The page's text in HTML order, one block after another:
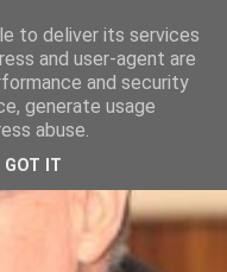
to deliver its services
and user-agent are
and security
generate usage
abuse.
GOT IT